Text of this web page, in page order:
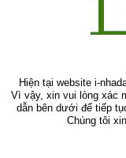
Hiện tại website i-
Vì vậy, xin vui lòng xác
dẫn bên dưới để tiếp
Chúng tôi